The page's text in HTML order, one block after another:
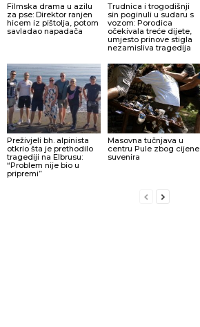
Filmska drama u azilu
za pse: Direktor ranjen
hicem iz pištolja, potom
savladao napadača
Trudnica i trogodišnji
sin poginuli u sudaru s
vozom: Porodica
očekivala treće dijete,
umjesto prinove stigla
nezamisliva tragedija
Preživjeli bh. alpinista
otkrio šta je prethodilo
tragediji na Elbrusu:
“Problem nije bio u
pripremi”
Masovna tučnjava u
centru Pule zbog cijene
suvenira